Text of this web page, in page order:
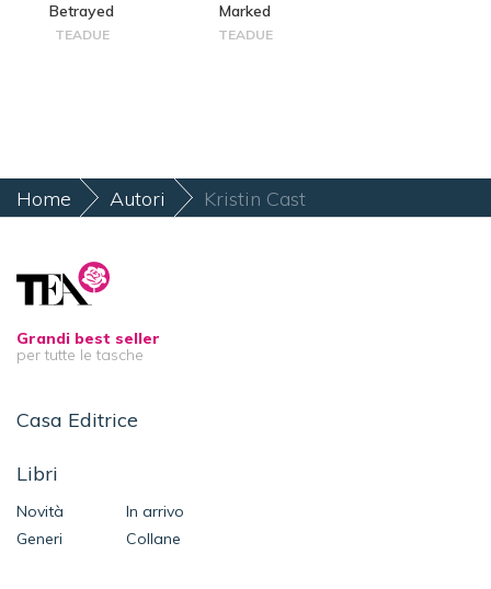
Betrayed
TEADUE
Marked
TEADUE
Home Autori Kristin Cast
Grandi best seller
per tutte le tasche
Casa Editrice
Libri
Novità
In arrivo
Generi
Collane